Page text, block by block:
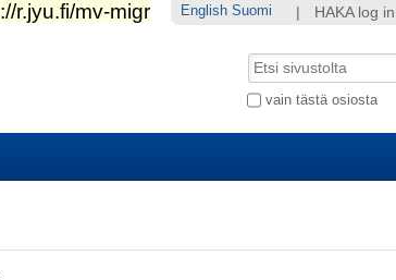
Hae
vain tästä osiosta
Laajennettu
HAKA log in
English Suomi